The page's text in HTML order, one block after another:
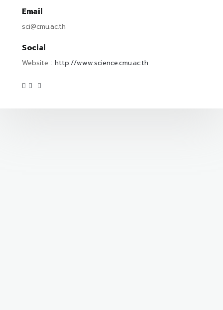
Email
sci@cmu.ac.th
Social
Website : http://www.science.cmu.ac.th